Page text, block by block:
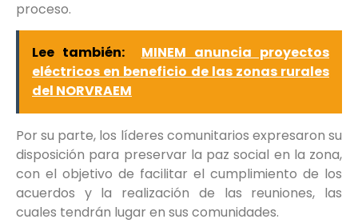
proceso.
Lee también:
MINEM anuncia proyectos
eléctricos en beneficio de las zonas rurales
del NORVRAEM
Por su parte, los líderes comunitarios expresaron su
disposición para preservar la paz social en la zona,
con el objetivo de facilitar el cumplimiento de los
acuerdos y la realización de las reuniones, las
cuales tendrán lugar en sus comunidades.